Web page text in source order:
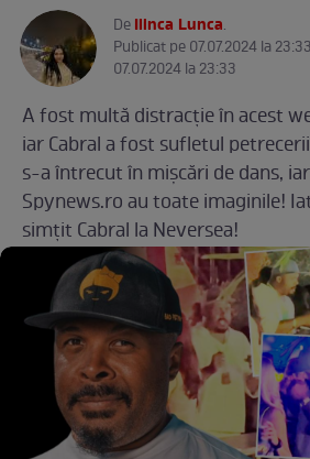
DeIlinca Lunca.
Publicat pe 07.07.2024 la
07.07.2024 la 23:33
A fost multă distracție în acest
iar Cabral a fost sufletul
s-a întrecut în mișcări de dans,
Spynews.ro au toate imaginile!
simțit Cabral la Neversea!